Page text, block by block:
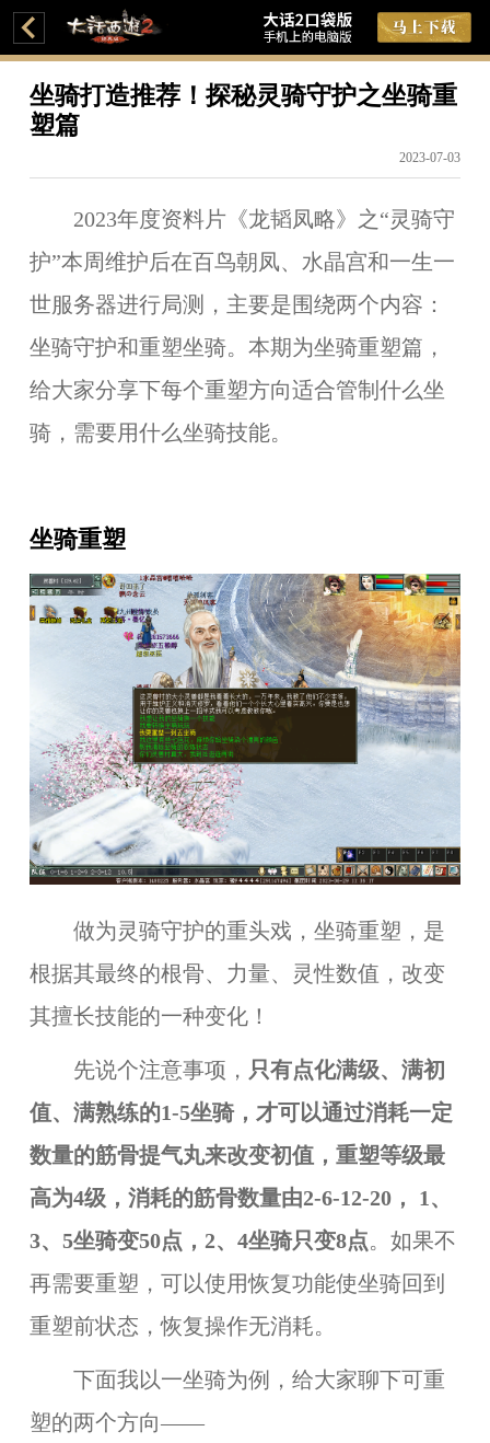
坐骑打造推荐！探秘灵骑守护之坐骑重
塑篇
2023-07-03
2023年度资料片《龙韬凤略》之“灵骑守
护”本周维护后在百鸟朝凤、水晶宫和一生一
世服务器进行局测，主要是围绕两个内容：
坐骑守护和重塑坐骑。本期为坐骑重塑篇，
给大家分享下每个重塑方向适合管制什么坐
骑，需要用什么坐骑技能。
坐骑重塑
做为灵骑守护的重头戏，坐骑重塑，是
根据其最终的根骨、力量、灵性数值，改变
其擅长技能的一种变化！
先说个注意事项， 只有点化满级、满初
值、满熟练的1-5坐骑，才可以通过消耗一定
数量的筋骨提气丸来改变初值，重塑等级最
高为4级，消耗的筋骨数量由2-6-12-20， 1、
3、5坐骑变50点，2、4坐骑只变8点。如果不
再需要重塑，可以使用恢复功能使坐骑回到
重塑前状态，恢复操作无消耗。
下面我以一坐骑为例，给大家聊下可重
塑的两个方向——